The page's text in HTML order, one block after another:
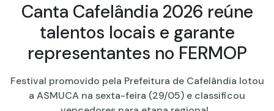
Canta Cafelândia 2026 reúne
talentos locais e garante
representantes no FERMOP
Festival promovido pela Prefeitura de Cafelândia lotou
a ASMUCA na sexta-feira (29/05) e classificou